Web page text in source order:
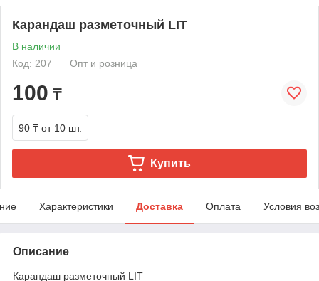
Карандаш разметочный LIT
В наличии
Код: 207
Опт и розница
100 ₸
90 ₸ от 10 шт.
Купить
Характеристики Доставка Оплата Условия
Описание
Карандаш разметочный LIT